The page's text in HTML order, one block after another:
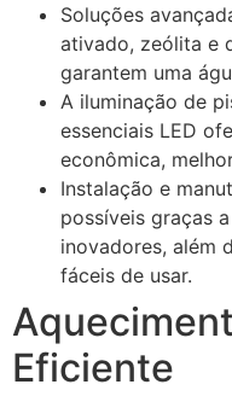
Soluções
ativado, zeólita e
garantem uma
A iluminação de
essenciais LED
econômica,
Instalação e
possíveis graças
inovadores, além
fáceis de usar.
Eficiente